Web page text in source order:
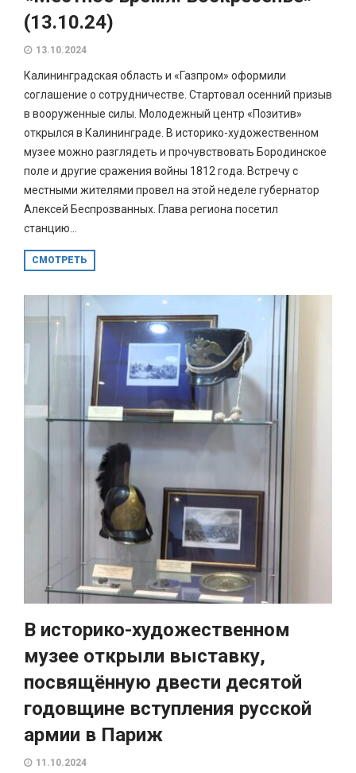
(13.10.24)
13.10.2024
Калининградская область и «Газпром» оформили
соглашение о сотрудничестве. Стартовал осенний призыв
в вооруженные силы. Молодежный центр «Позитив»
открылся в Калининграде. В историко-художественном
музее можно разглядеть и прочувствовать Бородинское
поле и другие сражения войны 1812 года. Встречу с
местными жителями провел на этой неделе губернатор
Алексей Беспрозванных. Глава региона посетил
станцию...
СМОТРЕТЬ
В историко-художественном
музее открыли выставку,
посвящённую двести десятой
годовщине вступления русской
армии в Париж
11.10.2024